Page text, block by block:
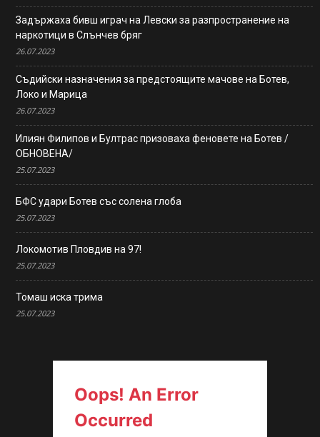
Задържаха бивш играч на Левски за разпространение на
наркотици в Слънчев бряг
26.07.2023
Съдийски назначения за предстоящите мачове на Ботев,
Локо и Марица
26.07.2023
Илиян Филипов и Бултрас призоваха феновете на Ботев /
ОБНОВЕНА/
25.07.2023
БФС удари Ботев със солена глоба
25.07.2023
Локомотив Пловдив на 97!
25.07.2023
Томаш иска трима
25.07.2023